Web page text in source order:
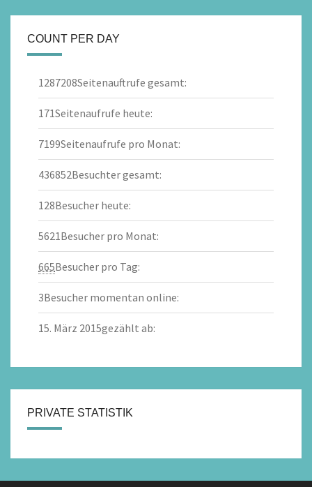
COUNT PER DAY
1287208Seitenauftrufe gesamt:
171Seitenaufrufe heute:
7199Seitenaufrufe pro Monat:
436852Besuchter gesamt:
128Besucher heute:
5621Besucher pro Monat:
665Besucher pro Tag:
3Besucher momentan online:
15. März 2015gezählt ab:
PRIVATE STATISTIK